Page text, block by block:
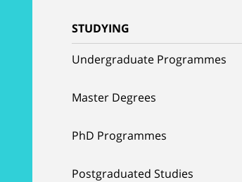
STUDYING
Undergraduate Programmes
Master Degrees
PhD Programmes
Postgraduated Studies